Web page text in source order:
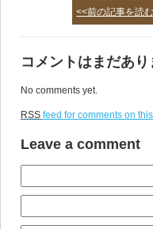
<<前の記事を読む
コメントはまだあり
No comments yet.
RSS feed for comments on
Leave a comment